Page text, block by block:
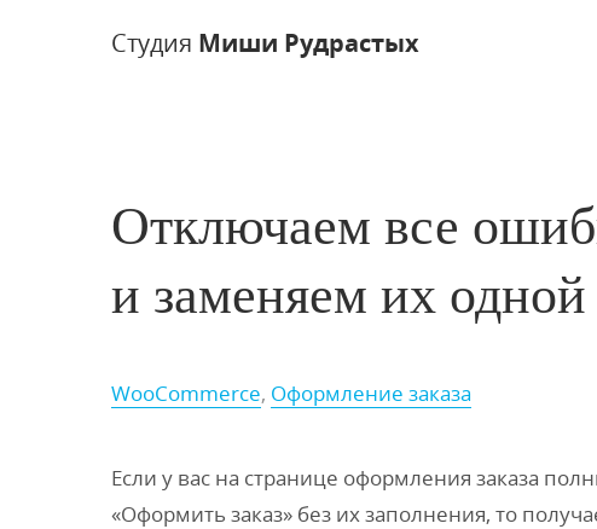
Студия Миши Рудрастых
Отключаем все
и заменяем их одной
WooCommerce, Оформление заказа
Если у вас на странице оформления заказа
«Оформить заказ» без их заполнения, то